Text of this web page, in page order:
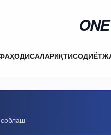
ҲОДИСАЛАРИҚТИСОДИЁТ